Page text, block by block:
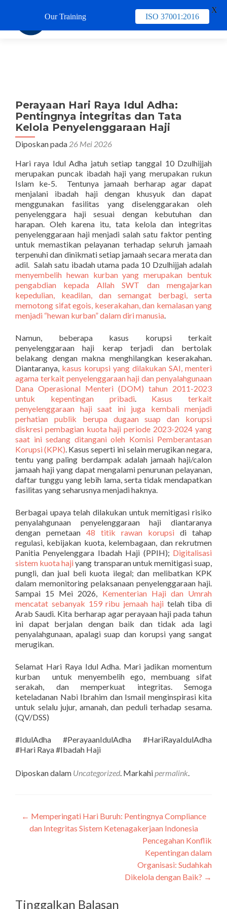
Perayaan Hari Raya Idul Adha:
Pentingnya integritas dan Tata
Kelola Penyelenggaraan Haji
Diposkan pada 26 Mei 2026
Hari raya Idul Adha jatuh setiap tanggal 10 Dzulhijjah
merupakan puncak ibadah haji yang merupakan rukun
Islam ke-5. Tentunya jamaah berharap agar dapat
menjalani ibadah haji dengan khusyuk dan dapat
menggunakan fasilitas yang diselenggarakan oleh
penyelenggara haji sesuai dengan kebutuhan dan
harapan. Oleh karena itu, tata kelola dan integritas
penyelenggaraan haji menjadi salah satu faktor penting
untuk memastikan pelayanan terhadap seluruh jamaah
terpenuhi dan dinikmati setiap jamaah secara merata dan
adil. Salah satu ibadah utama pada 10 Dzulhijjah adalah
menyembelih hewan kurban yang merupakan bentuk
pengabdian kepada Allah SWT dan mengajarkan
kepedulian, keadilan, dan semangat berbagi, serta
memotong sifat egois, keserakahan, dan kemalasan yang
menjadi “hewan kurban” dalam diri manusia.
Namun, beberapa kasus korupsi terkait
penyelenggaraan haji kerap terjadi dan bertolak
belakang dengan makna menghilangkan keserakahan.
Diantaranya, kasus korupsi yang dilakukan SAI, menteri
agama terkait penyelenggaraan haji dan penyalahgunaan
Dana Operasional Menteri (DOM) tahun 2011-2023
untuk kepentingan pribadi. Kasus terkait
penyelenggaraan haji saat ini juga kembali menjadi
perhatian publik berupa dugaan suap dan korupsi
diskresi pembagian kuota haji periode 2023-2024 yang
saat ini sedang ditangani oleh Komisi Pemberantasan
Korupsi (KPK). Kasus seperti ini selain merugikan negara,
tentu yang paling berdampak adalah jamaah haji/calon
jamaah haji yang dapat mengalami penurunan pelayanan,
daftar tunggu yang lebih lama, serta tidak mendapatkan
fasilitas yang seharusnya menjadi haknya.
Berbagai upaya telah dilakukan untuk memitigasi risiko
penyalahgunaan penyelenggaraan haji diantaranya
dengan pemetaan 48 titik rawan korupsi di tahap
regulasi, kebijakan kuota, kelembagaan, dan rekrutmen
Panitia Penyelenggara Ibadah Haji (PPIH); Digitalisasi
sistem kuota hajiyang transparan untuk memitigasi suap,
pungli, dan jual beli kuota ilegal; dan melibatkan KPK
dalam memonitoring pelaksanaan penyelenggaraan haji.
Sampai 15 Mei 2026, Kementerian Haji dan Umrah
mencatat sebanyak 159 ribu jemaah hajitelah tiba di
Arab Saudi. Kita berharap agar perayaan haji pada tahun
ini dapat berjalan dengan baik dan tidak ada lagi
penyalahgunaan, apalagi suap dan korupsi yang sangat
merugikan.
Selamat Hari Raya Idul Adha. Mari jadikan momentum
kurban untuk menyembelih ego, membuang sifat
serakah, dan memperkuat integritas. Semoga
keteladanan Nabi Ibrahim dan Ismail menginspirasi kita
untuk selalu jujur, amanah, dan peduli terhadap sesama.
(QV/DSS)
#IdulAdha #PerayaanIdulAdha #HariRayaIdulAdha
#Hari Raya #Ibadah Haji
Diposkan dalam Uncategorized. Markahipermalink.
Navigasi
← Memperingati Hari Buruh: Pentingnya Compliance
dan Integritas Sistem Ketenagakerjaan Indonesia
Pencegahan Konflik
Kepentingan dalam
Organisasi: Sudahkah
Dikelola dengan Baik? →
Tinggalkan Balasan
Our Training ISO 37001:2016
X